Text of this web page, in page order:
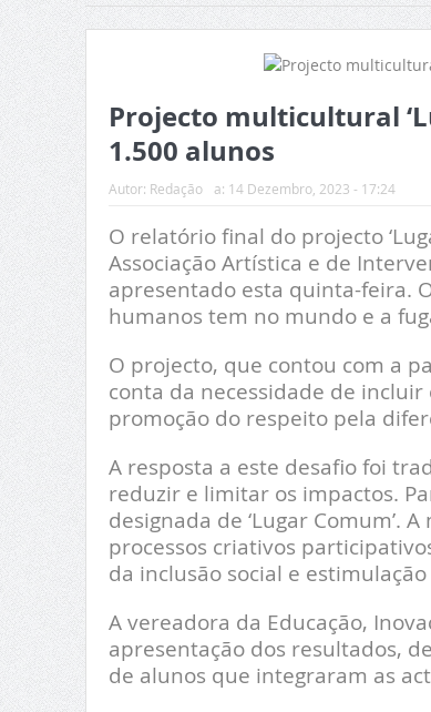
Projecto multicultural
1.500 alunos
Autor: Redação a: 14 Dezembro, 2023 - 17:24
O relatório final do projecto
Associação Artística e de
apresentado esta quinta-feira.
humanos tem no mundo e a
O projecto, que contou com a
conta da necessidade de
promoção do respeito pela
A resposta a este desafio foi
reduzir e limitar os impactos.
designada de ‘Lugar Comum’.
processos criativos
da inclusão social e
A vereadora da Educação,
apresentação dos resultados,
de alunos que integraram as